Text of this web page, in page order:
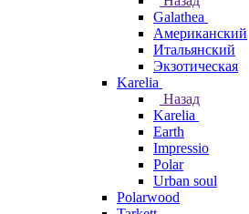
Galathea
Американский
Итальянский
Экзотическая
Karelia
Назад
Karelia
Earth
Impressio
Polar
Urban soul
Polarwood